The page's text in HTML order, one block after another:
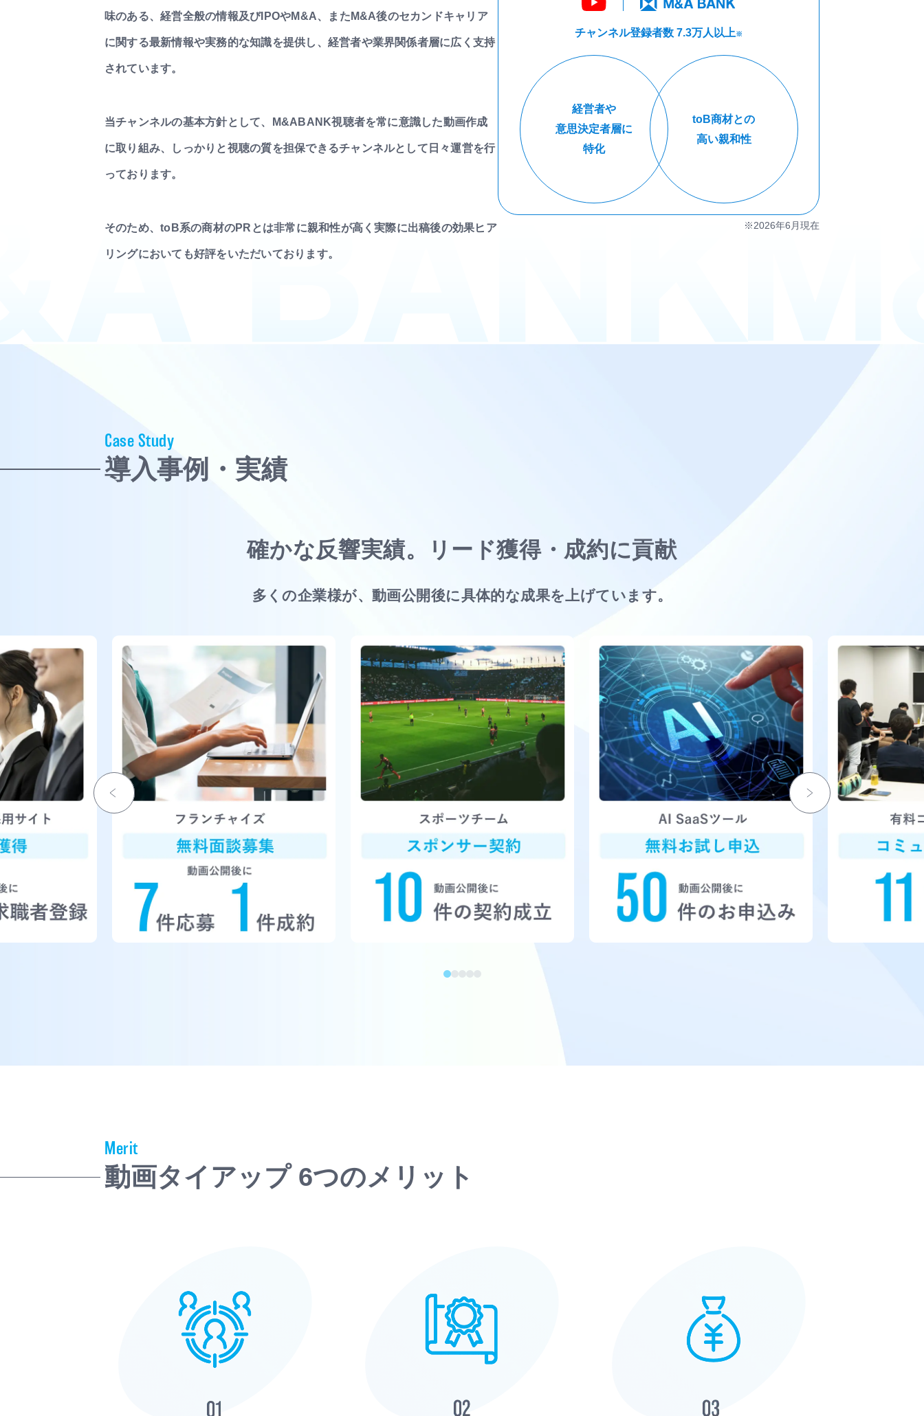
チャンネル登録者数 7.3万人以上※
経営者や
意思決定者層に
特化
toB商材との
高い親和性
※2026年6月現在
味のある、経営全般の情報及びIPOやM&A、またM&A後のセカンドキャリア
に関する最新情報や実務的な知識を提供し、経営者や業界関係者層に広く支持
されています。
当チャンネルの基本方針として、M&ABANK視聴者を常に意識した動画作成
に取り組み、しっかりと視聴の質を担保できるチャンネルとして日々運営を行
っております。
そのため、toB系の商材のPRとは非常に親和性が高く実際に出稿後の効果ヒア
リングにおいても好評をいただいております。
Case Study
導入事例・実績
確かな反響実績。 リード獲得・成約に貢献
多くの企業様が、動画公開後に具体的な成果を上げています。
2
Merit
動画タイアップ 6つのメリット